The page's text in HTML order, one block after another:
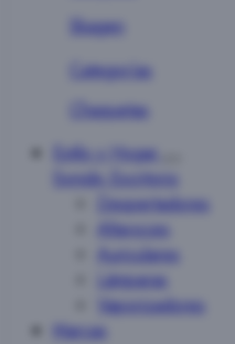
Skagen
Categorías
Chaquetas
Estilo y Hogar
Sonido
Escritorio
Despertadores
Altavoces
Auriculares
Lámparas
Vaporizadores
Marcas